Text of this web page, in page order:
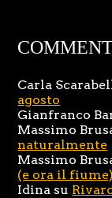
Carla
agosto
Gianfranco
Massimo
naturalmente
Massimo
(e ora il fiume)
Idina su